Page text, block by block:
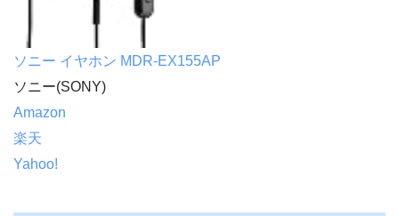
ソニー イヤホン MDR-EX155AP
ソニー(SONY)
Amazon
楽天
Yahoo!